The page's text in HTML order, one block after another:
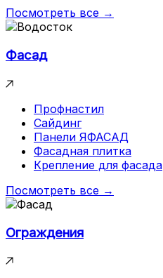
Посмотреть все →
Фасад
Профнастил
Сайдинг
Панели ЯФАСАД
Фасадная плитка
Крепление для фасада
Посмотреть все →
Ограждения